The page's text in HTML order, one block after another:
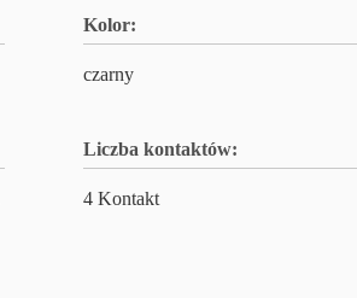
Kolor:
czarny
Liczba kontaktów:
4 Kontakt